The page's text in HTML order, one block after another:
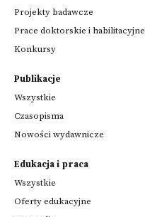
Projekty badawcze
Prace doktorskie i habilitacyjne
Konkursy
Publikacje
Wszystkie
Czasopisma
Nowości wydawnicze
Edukacja i praca
Wszystkie
Oferty edukacyjne